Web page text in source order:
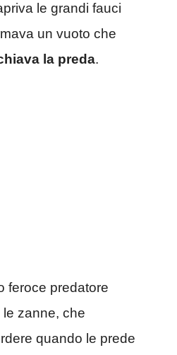
le grandi fauci
un vuoto che
la preda.
feroce predatore
le zanne, che
quando le prede